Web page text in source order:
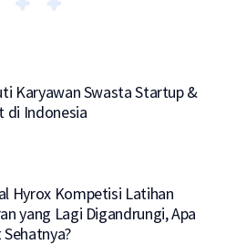
Karyawan Swasta Startup &
di Indonesia
Hyrox Kompetisi Latihan
yang Lagi Digandrungi, Apa